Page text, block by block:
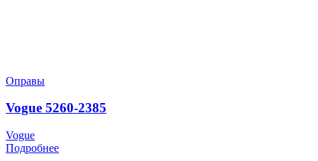
Оправы
Vogue 5260-2385
Vogue
Подробнее